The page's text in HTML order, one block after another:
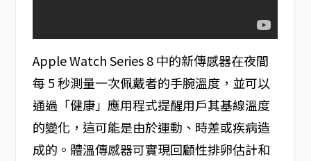
Apple Watch Series 8 中的新傳感器在夜間
每 5 秒測量一次佩戴者的手腕溫度，並可以
通過「健康」應用程式提醒用戶其基線溫度
的變化，這可能是由於運動、時差或疾病造
成的。體溫傳感器可實現回顧性排卵估計和